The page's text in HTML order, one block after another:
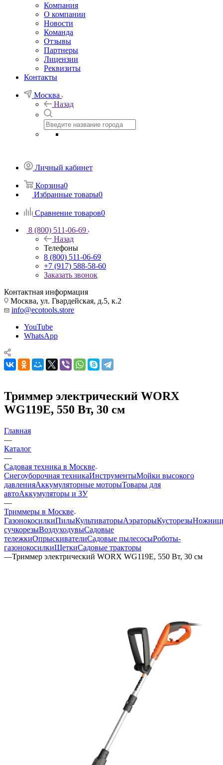
Компания
О компании
Новости
Команда
Отзывы
Партнеры
Лицензии
Реквизиты
Контакты
Москва
Назад
Личный кабинет
Корзина0
Избранные товары0
Сравнение товаров0
8 (800) 511-06-69
Назад
Телефоны
8 (800) 511-06-69
+7 (917) 588-58-60
Заказать звонок
Контактная информация
Москва, ул. Гвардейская, д.5, к.2
info@ecotools.store
YouTube
WhatsApp
Триммер электрический WORX
WG119E, 550 Вт, 30 см
Главная
—
Каталог
—
Садовая техника в Москве
Снегоуборочная техникаИнструментыМойки высокого
давленияАккумуляторные моторыТовары для
автоАккумуляторы и ЗУ
—
Триммеры в Москве
ГазонокосилкиПилыКультиваторыАэраторыКусторезы
сучкорезыВоздуходувыСадовые
тележкиОпрыскивателиСадовые пылесосыРоботы-
газонокосилкиЩеткиСадовые тракторы
—Триммер электрический WORX WG119E, 550 Вт, 30 см